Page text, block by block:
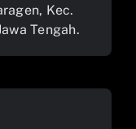
Kec.
Tengah.